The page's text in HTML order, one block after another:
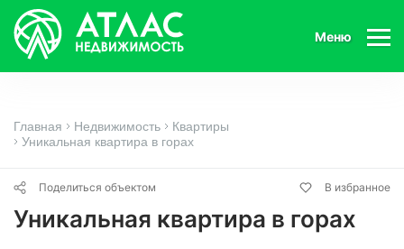
Меню
Главная Недвижимость
Квартиры
Уникальная квартира в горах
Поделиться объектом В избранное
Уникальная квартира в горах